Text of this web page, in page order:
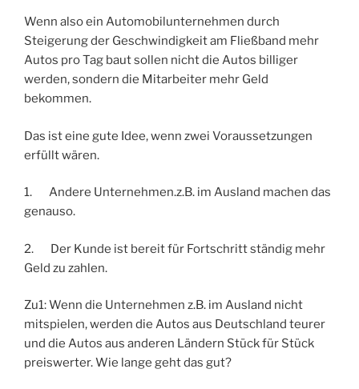
Wenn also ein Automobilunternehmen durch
Steigerung der Geschwindigkeit am Fließband mehr
Autos pro Tag baut sollen nicht die Autos billiger
werden, sondern die Mitarbeiter mehr Geld
bekommen.
Das ist eine gute Idee, wenn zwei Voraussetzungen
erfüllt wären.
1. Andere Unternehmen.z.B. im Ausland machen das
genauso.
2. Der Kunde ist bereit für Fortschritt ständig mehr
Geld zu zahlen.
Zu1: Wenn die Unternehmen z.B. im Ausland nicht
mitspielen, werden die Autos aus Deutschland teurer
und die Autos aus anderen Ländern Stück für Stück
preiswerter. Wie lange geht das gut?